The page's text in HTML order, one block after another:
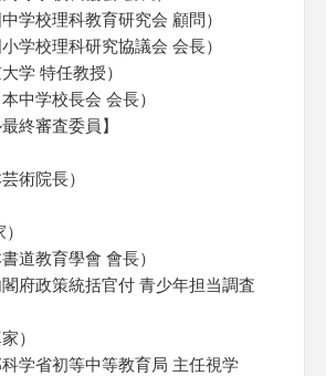
学校理科教育研究会 顧問）
学校理科研究協議会 会長）
学 特任教授）
中学校長会 会長）
終審査委員】
術院長）
道教育學會 會長）
府政策統括官付 青少年担当調査
）
学省初等中等教育局 主任視学